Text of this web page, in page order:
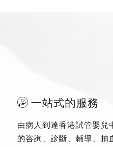
一站式的服務
由病人到達香港試管嬰兒
的咨詢、診斷、輔導、抽